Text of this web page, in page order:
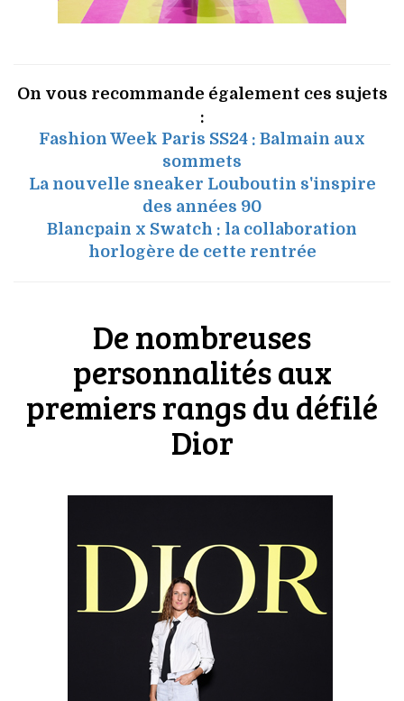
On vous recommande également ces sujets
:
Fashion Week Paris SS24 : Balmain aux
sommets
La nouvelle sneaker Louboutin s'inspire
des années 90
Blancpain x Swatch : la collaboration
horlogère de cette rentrée
De nombreuses
personnalités aux
premiers rangs du défilé
Dior